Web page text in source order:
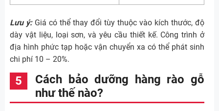
Lưu ý: Giá có thể thay đổi tùy thuộc vào kích thước, độ
dày vật liệu, loại sơn, và yêu cầu thiết kế. Công trình ở
địa hình phức tạp hoặc vận chuyển xa có thể phát sinh
chi phí 10 – 20%.
Cách bảo dưỡng hàng rào gỗ
như thế nào?